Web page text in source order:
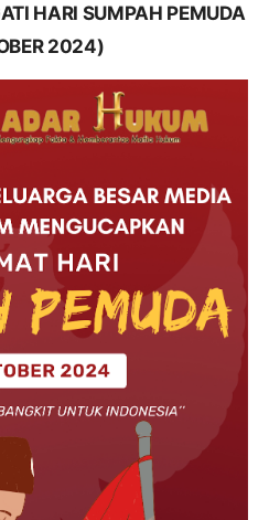
HARI SUMPAH PEMUDA
2024)